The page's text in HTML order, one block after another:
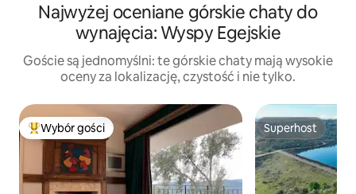
Najwyżej oceniane górskie chaty do
wynajęcia: Wyspy Egejskie
Goście są jednomyślni: te górskie chaty mają wysokie
oceny za lokalizację, czystość i nie tylko.
Najpopularniejsze z kategorii Wybór gości
Wybór gości Superhost
Superhost